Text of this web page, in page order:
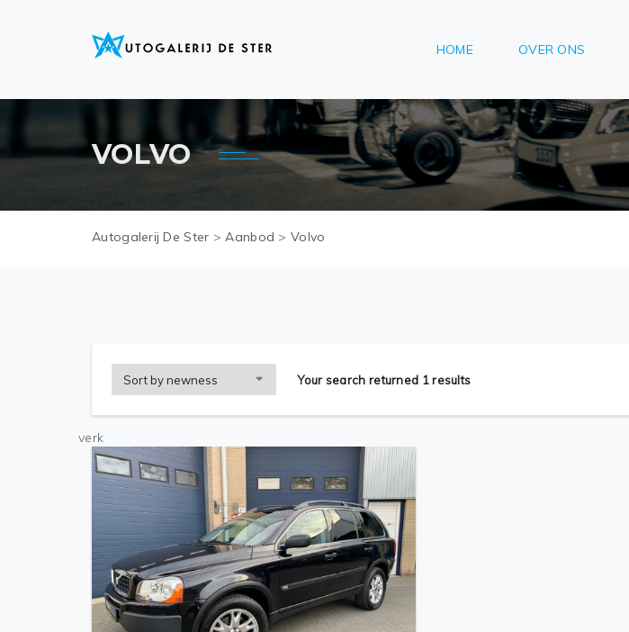
HOME OVER ONS
VOLVO
Autogalerij De Ster >Aanbod >Volvo
Your search returned 1 results
verk